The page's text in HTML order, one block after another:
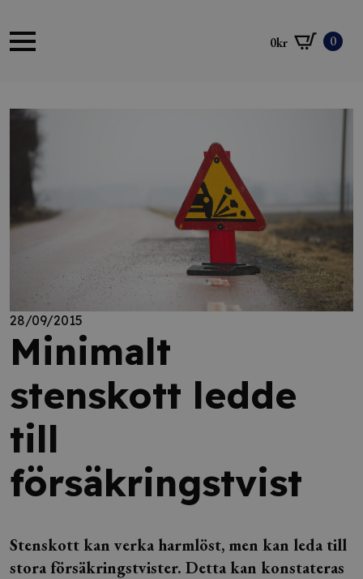
0kr 0
28/09/2015
Minimalt
stenskott ledde
till
försäkringstvist
Stenskott kan verka harmlöst, men kan leda till
stora försäkringstvister. Detta kan konstateras